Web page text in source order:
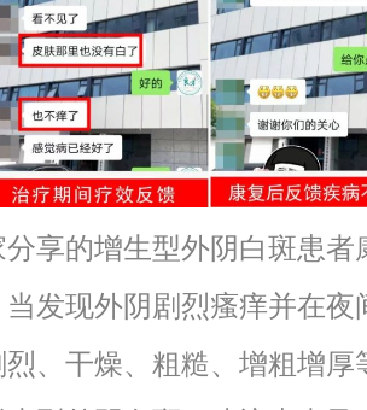
的增生型外阴白斑患者
发现外阴剧烈瘙痒并在夜
、干燥、粗糙、增粗增厚